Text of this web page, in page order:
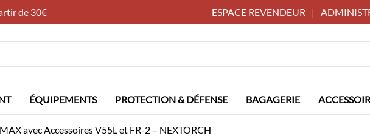
de 30€ ESPACE REVENDEUR |
ÉQUIPEMENTS PROTECTION & DÉFENSE BAGAGERIE
avec Accessoires V55L et FR-2 – NEXTORCH